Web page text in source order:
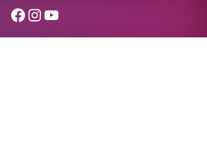
Facebook
Instagram
YouTube